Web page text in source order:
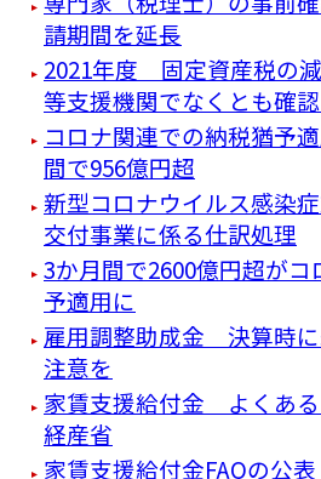
請期間を延長
2021年度 固定資産税の
等支援機関でなくとも確
コロナ関連での納税猶予
間で956億円超
新型コロナウイルス感染
交付事業に係る仕訳処理
3か月間で2600億円超が
予適用に
雇用調整助成金 決算時
注意を
家賃支援給付金 よくあ
経産省
家賃支援給付金FAQの公